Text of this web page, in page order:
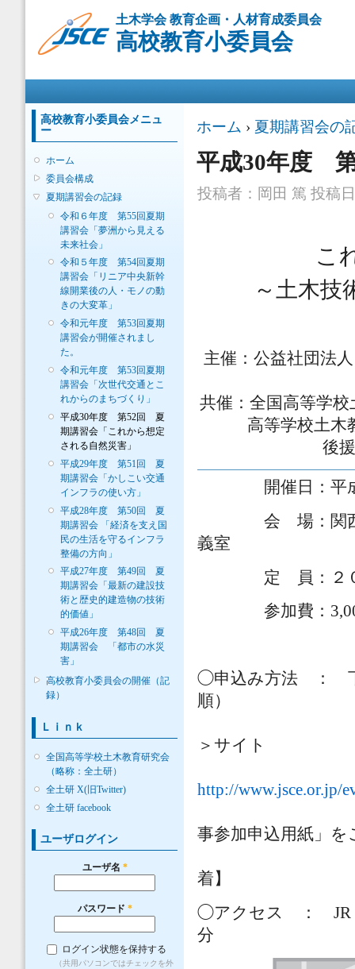
に
動
土木学会 教育企画・人材育成委員会
高校教育小委員会
高校教育小委員会メニュ
ー
ホーム
委員会構成
夏期講習会の記録
令和６年度 第55回夏期
講習会「夢洲から見える
未来社会」
令和５年度 第54回夏期
講習会「リニア中央新幹
線開業後の人・モノの動
きの大変革」
令和元年度 第53回夏期
講習会が開催されまし
た。
令和元年度 第53回夏期
講習会「次世代交通とこ
れからのまちづくり」
平成30年度 第52回 夏
期講習会「これから想定
される自然災害」
平成29年度 第51回 夏
期講習会「かしこい交通
インフラの使い方」
平成28年度 第50回 夏
期講習会 「経済を支え国
民の生活を守るインフラ
整備の方向」
平成27年度 第49回 夏
期講習会「最新の建設技
術と歴史的建造物の技術
的価値」
平成26年度 第48回 夏
期講習会 「都市の水災
害」
高校教育小委員会の開催（記
録）
Ｌｉｎｋ
全国高等学校土木教育研究会
（略称：全土研）
全土研 X(旧Twitter)
全土研 facebook
ユーザログイン
ユーザ名 *
パスワード *
ログイン状態を保持する
（共用パソコンではチェックを外
現在地
ホーム › 夏期講習会の
平成30年度
投稿者： 岡田 篤 投稿
こ
～土木技
主催：公益社団法
共催：全国高等学校
高等学校土木
後
開催日：平成
会 場：関西大
義室
定 員：２０
参加費：
◯申込み方法 ：
順）
＞サイト
http://www.jsce.or.jp/
事参加申込用紙」を
着】
◯アクセス ： JR「
分